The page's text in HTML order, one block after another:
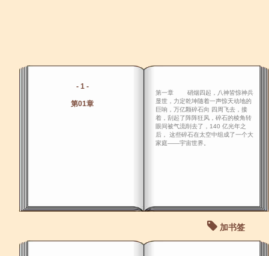
- 1 -
第01章
第一章 硝烟四起，八神皆惊神兵
显世，力定乾坤随着一声惊天动地的
巨响，万亿颗碎石向 四周飞去，接
着，刮起了阵阵狂风，碎石的棱角转
眼间被气流削去了，140 亿光年之
后， 这些碎石在太空中组成了一个大
家庭――宇宙世界。
加书签